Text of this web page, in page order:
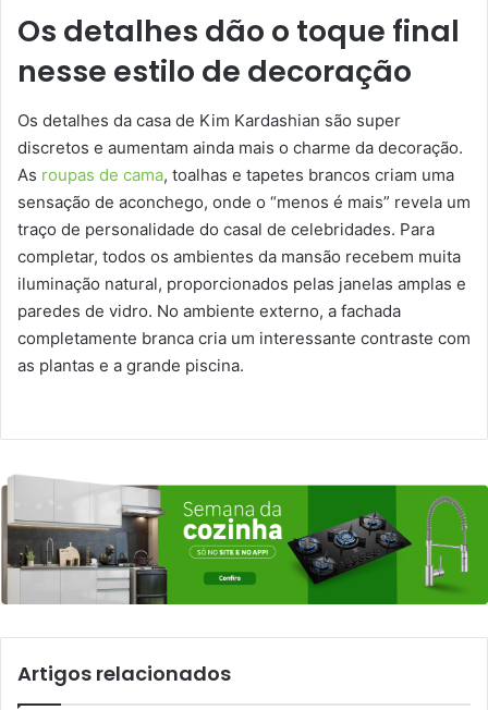
Os detalhes dão o toque final
nesse estilo de decoração
Os detalhes da casa de Kim Kardashian são super
discretos e aumentam ainda mais o charme da decoração.
As roupas de cama, toalhas e tapetes brancos criam uma
sensação de aconchego, onde o “menos é mais” revela um
traço de personalidade do casal de celebridades. Para
completar, todos os ambientes da mansão recebem muita
iluminação natural, proporcionados pelas janelas amplas e
paredes de vidro. No ambiente externo, a fachada
completamente branca cria um interessante contraste com
as plantas e a grande piscina.
Artigos relacionados